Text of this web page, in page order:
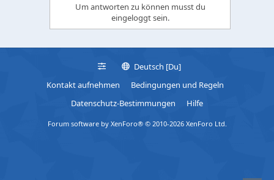
Um antworten zu können musst du
eingeloggt sein.
Deutsch [Du]
Kontakt aufnehmen
Bedingungen und Regeln
Datenschutz-Bestimmungen
Hilfe
Forum software by XenForo® © 2010-2026 XenForo Ltd.